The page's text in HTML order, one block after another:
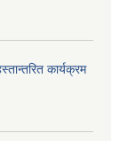
कार्यक्रम